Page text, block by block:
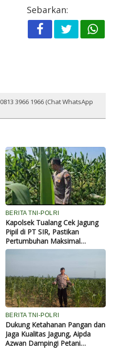
Sebarkan:
0813 3966 1966 (Chat WhatsApp
BERITA TNI-POLRI
Kapolsek Tualang Cek Jagung
Pipil di PT SIR, Pastikan
Pertumbuhan Maksimal
Dukung Ketahanan Pangan
BERITA TNI-POLRI
Dukung Ketahanan Pangan dan
Jaga Kualitas Jagung, Aipda
Azwan Dampingi Petani